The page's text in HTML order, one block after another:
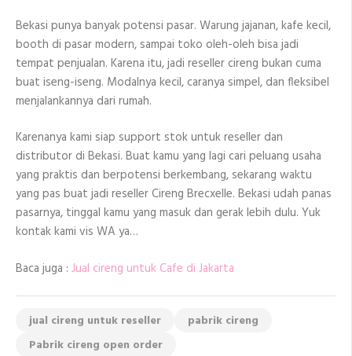
Bekasi punya banyak potensi pasar. Warung jajanan, kafe kecil,
booth di pasar modern, sampai toko oleh-oleh bisa jadi
tempat penjualan. Karena itu, jadi reseller cireng bukan cuma
buat iseng-iseng. Modalnya kecil, caranya simpel, dan fleksibel
menjalankannya dari rumah.
Karenanya kami siap support stok untuk reseller dan
distributor di Bekasi. Buat kamu yang lagi cari peluang usaha
yang praktis dan berpotensi berkembang, sekarang waktu
yang pas buat jadi reseller Cireng Brecxelle. Bekasi udah panas
pasarnya, tinggal kamu yang masuk dan gerak lebih dulu. Yuk
kontak kami vis WA ya…
Baca juga : Jual cireng untuk Cafe di Jakarta
jual cireng untuk reseller
pabrik cireng
Pabrik cireng open order